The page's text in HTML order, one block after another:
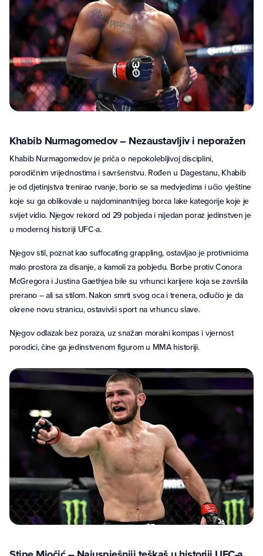
Khabib Nurmagomedov – Nezaustavljiv i neporažen
Khabib Nurmagomedov je priča o nepokolebljivoj disciplini,
porodičnim vrijednostima i savršenstvu. Rođen u Dagestanu, Khabib
je od djetinjstva trenirao rvanje, borio se sa medvjedima i učio vještine
koje su ga oblikovale u najdominantnijeg borca lake kategorije koje je
svijet vidio. Njegov rekord od 29 pobjeda i nijedan poraz jedinstven je
u modernoj historiji UFC-a.
Njegov stil, poznat kao suffocating grappling, ostavljao je protivnicima
malo prostora za disanje, a kamoli za pobjedu. Borbe protiv Conora
McGregora i Justina Gaethjea bile su vrhunci karijere koja se završila
prerano – ali sa stilom. Nakon smrti svog oca i trenera, odlučio je da
okrene novu stranicu, ostavivši sport na vrhuncu slave.
Njegov odlazak bez poraza, uz snažan moralni kompas i vjernost
porodici, čine ga jedinstvenom figurom u MMA historiji.